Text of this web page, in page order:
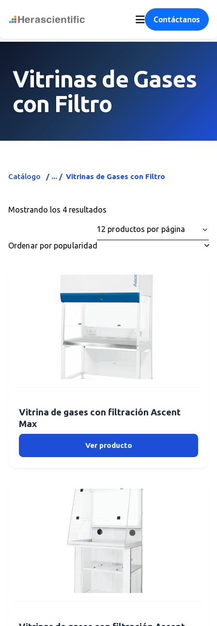
Contáctanos
Vitrinas de Gases
con Filtro
Catálogo Vitrinas de Gases con Filtro
Mostrando los 4 resultados
Vitrina de gases con filtración Ascent
Max
Ver producto